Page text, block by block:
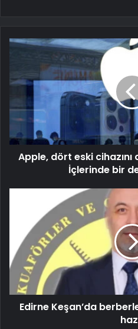
Apple, dört eski cihazını
İçlerinde bir
Edirne Keşan’da